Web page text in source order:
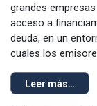
grandes
acceso a
deuda, en un
cuales los
Leer más…